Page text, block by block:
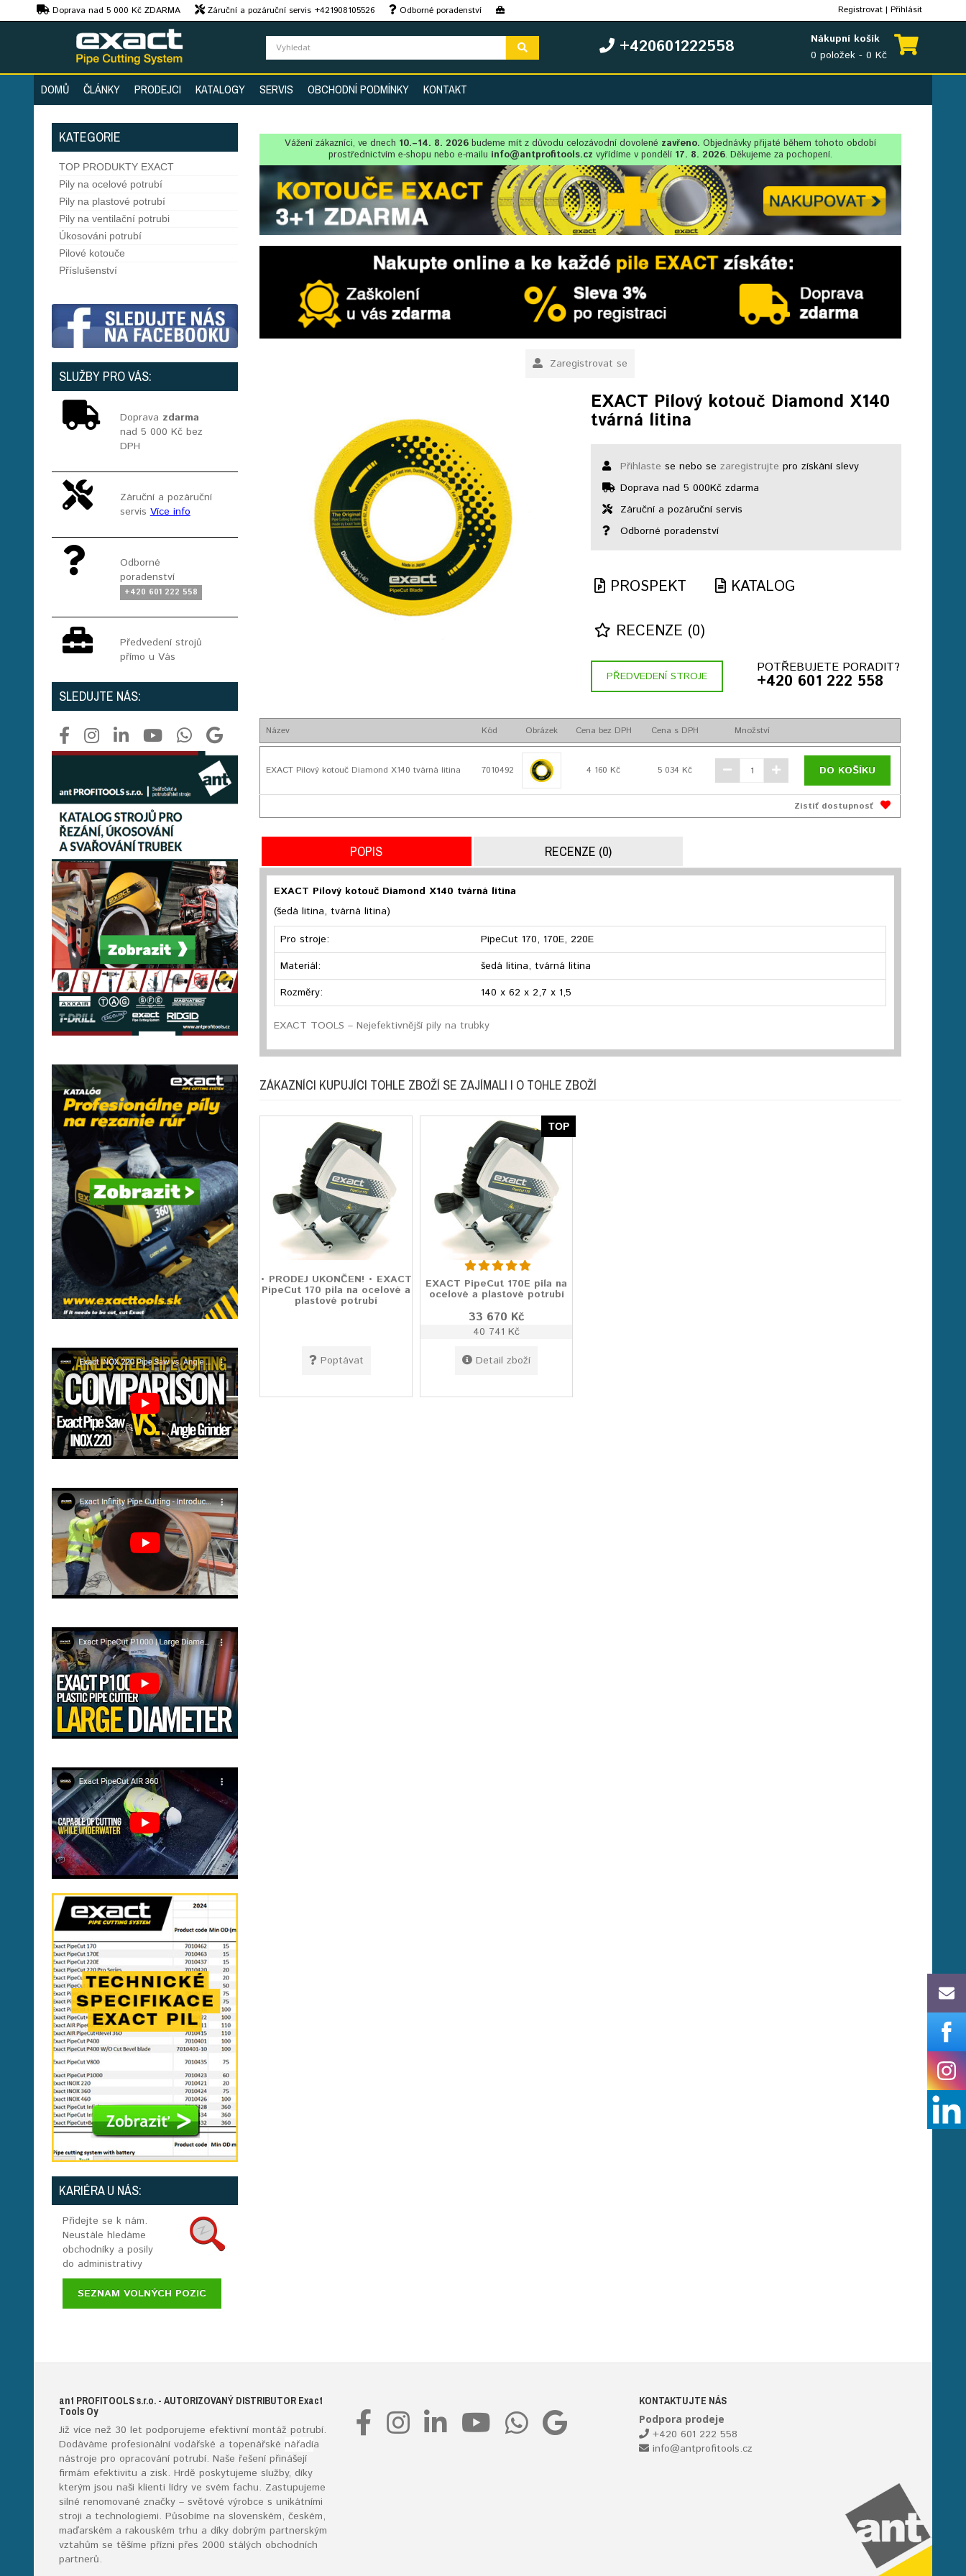
Doprava nad 5 000 Kč ZDARMA Záruční a pozáruční servis +421908105526
Odborné poradenství
Předvedení strojů
Registrovat | Přihlásit
+420601222558
Nákupní košík
0 položek - 0 Kč
DOMŮ ČLÁNKY PRODEJCI KATALOGY SERVIS OBCHODNÍ PODMÍNKY KONTAKT
KATEGORIE
TOP PRODUKTY EXACT
Pily na ocelové potrubí
Pily na plastové potrubí
Pily na ventilační potrubi
Úkosováni potrubí
Pilové kotouče
Příslušenství
SLUŽBY PRO VÁS:
Doprava zdarma
nad 5 000 Kč bez
DPH
Záruční a pozáruční
servisVíce info
Odborné
poradenství
+420 601 222 558
Předvedení strojů
přímo u Vás
SLEDUJTE NÁS:
KARIÉRA U NÁS:
Přidejte se k nám.
Neustále hledáme
obchodníky a posily
do administrativy
SEZNAM VOLNÝCH POZIC
Vážení zákazníci, ve dnech 10.–14. 8. 2026budeme mít z důvodu celozávodní dovolené zavřeno. Objednávky přijaté během tohoto období
prostřednictvím e-shopu nebo e-mailu info@antprofitools.cz vyřídíme v pondělí 17. 8. 2026. Děkujeme za pochopení.
Zaregistrovat se
EXACT Pilový kotouč Diamond X140
tvárná litina
Přihlaste se nebo sezaregistrujte pro získání slevy
Doprava nad 5 000Kč zdarma
Záruční a pozáruční servis
Odborné poradenství
PROSPEKT KATALOG
RECENZE (0)
PŘEDVEDENÍ STROJE
POTŘEBUJETE PORADIT?
+420 601 222 558
Název Kód Obrázek Cena bez DPH Cena s DPH Množství
EXACT Pilový kotouč Diamond X140 tvárná litina 7010492 4 160 Kč 5 034 Kč DO KOŠÍKU
Zistiť dostupnosť
POPIS RECENZE (0)
EXACT Pilový kotouč Diamond X140 tvárná litina
(šedá litina, tvárná litina)
Pro stroje:
PipeCut 170, 170E, 220E
Materiál:
šedá litina, tvárná litina
Rozměry:
140 x 62 x 2,7 x 1,5
EXACT TOOLS – Nejefektivnější pily na trubky
ZÁKAZNÍCI KUPUJÍCI TOHLE ZBOŽÍ SE ZAJÍMALI I O TOHLE ZBOŽÍ
• PRODEJ UKONČEN! • EXACT
PipeCut 170 pila na ocelové a
plastové potrubí
Poptávat
TOP
EXACT PipeCut 170E pila na
ocelové a plastové potrubí
33 670 Kč
40 741 Kč
Detail zboží
ant PROFITOOLSs.r.o. - AUTORIZOVANÝ DISTRIBUTOR Exact
Tools Oy
Již více než 30 let podporujeme efektivní montáž potrubí.
Dodáváme profesionální vodářské a topenářské nářadía
nástroje pro opracování potrubí. Naše řešení přinášejí
firmám efektivitu a zisk. Hrdě poskytujeme služby, díky
kterým jsou naši klienti lídry ve svém fachu. Zastupujeme
silné renomované značky – světové výrobce s unikátními
stroji a technologiemi. Působíme na slovenském, českém,
maďarském a rakouském trhu a díky dobrým partnerským
vztahům se těšíme přízni přes 2000 stálých obchodních
partnerů.
KONTAKTUJTE NÁS
Podpora prodeje
+420 601 222 558
info@antprofitools.cz